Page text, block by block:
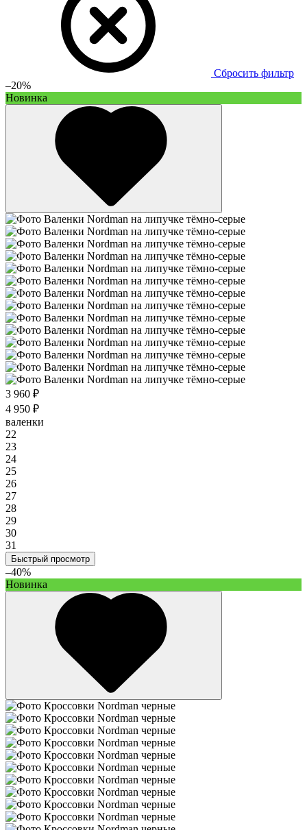
Сбросить фильтр
–20%
Новинка
3 960 ₽
4 950 ₽
валенки
22
23
24
25
26
27
28
29
30
31
Быстрый просмотр
–40%
Новинка